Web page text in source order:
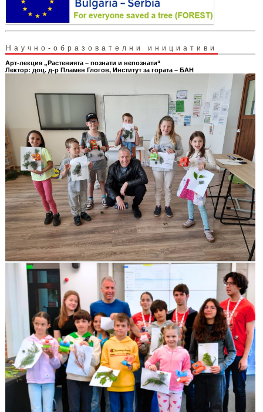
Научно-образователни инициативи
Арт-лекция „Растенията – познати и непознати“
Лектор: доц. д-р Пламен Глогов, Институт за гората – БАН